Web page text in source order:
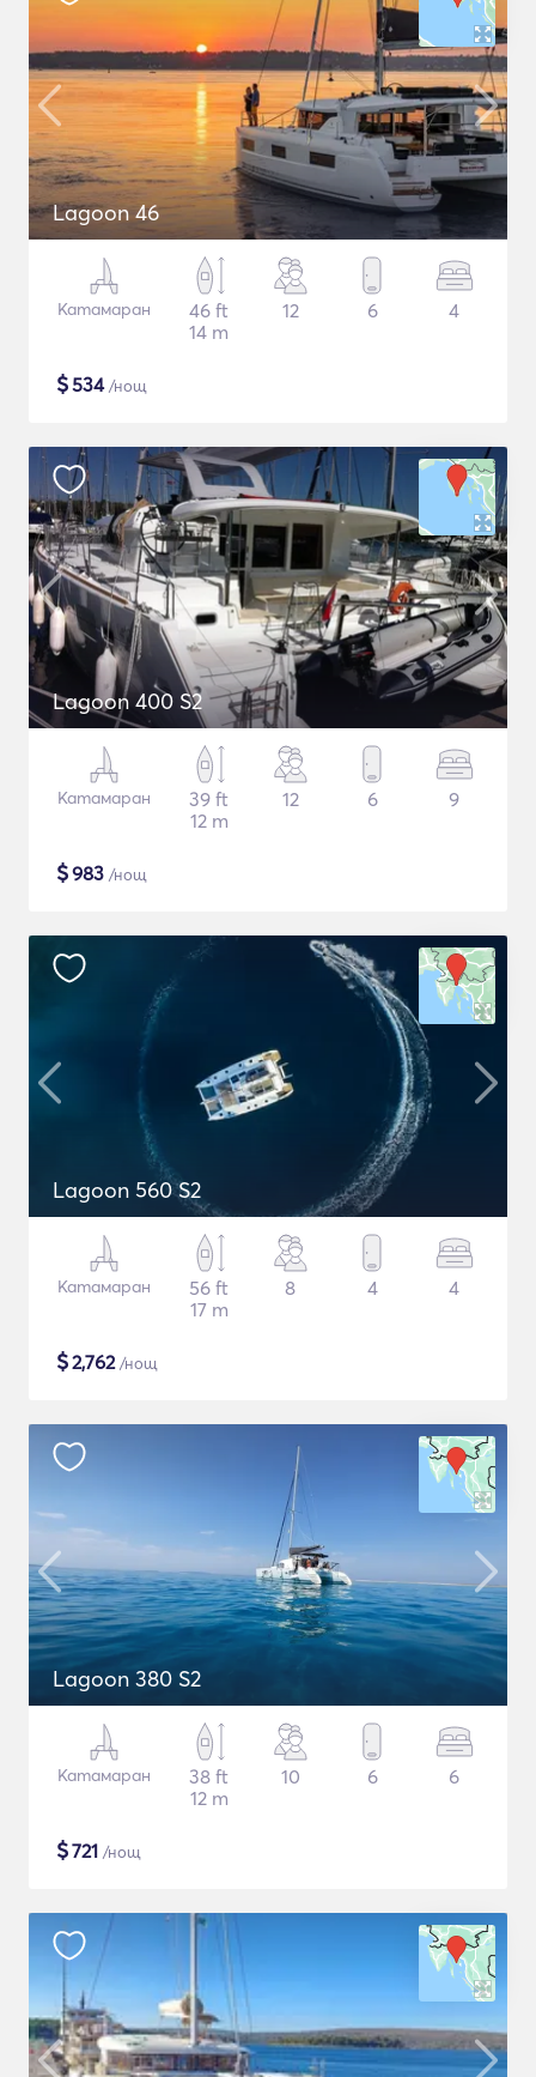
Lagoon 46
Катамаран
46 ft
14 m
12 6 4
$534/нощ
Lagoon 400 S2
Катамаран
39 ft
12 m
12 6 9
$983 /нощ
Lagoon 560 S2
Катамаран
56 ft
17 m
8 4 4
$2,762/нощ
Lagoon 380 S2
Катамаран
38 ft
12 m
10 6 6
$721 /нощ